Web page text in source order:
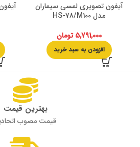
آیفون تصویری لمسی سیماران
مدل HS-78/M100
5,791,000 تومان
افزودن به سبد خرید
بهترین قیمت
قیمت مصوب